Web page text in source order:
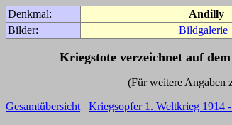
Denkmal: Andilly
Bilder:
Bildgalerie
Kriegstote verzeichnet auf
(Für weitere Angaben zu den
Gesamtübersicht
Kriegsopfer 1. Weltkrieg 1914